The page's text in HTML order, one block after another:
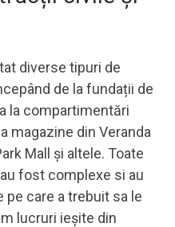
diverse tipuri de
de la fundații de
la compartimentări
magazine din Veranda
Mall și altele. Toate
fost complexe si au
care a trebuit sa le
lucruri ieșite din